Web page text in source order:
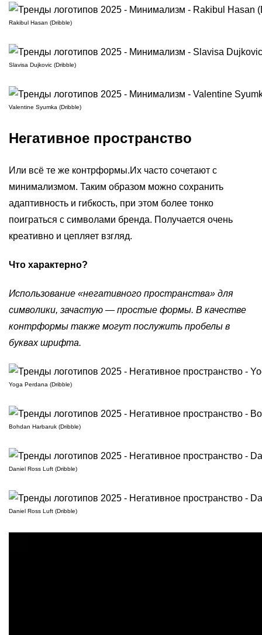
Rakibul Hasan (Dribble)
Slavisa Dujkovic (Dribble)
Valentine Syumka (Dribble)
Негативное пространство
Или всё те же контрформы.Их часто сочетают с
минимализмом. Таким образом можно сохранить
адаптивность и гибкость, при этом более тонко
поиграться с символами бренда. Получается очень
креативно и цепляет взгляд.
Что характерно?
Использование «негативного пространства» для
символики, зачастую — простые формы. В качестве
контрформы также могут послужить пробелы в
буквах шрифта.
Yoga Perdana (Dribble)
Bohdan Harbaruk (Dribble)
Daniel Ross Luft (Dribble)
Daniel Ross Luft (Dribble)